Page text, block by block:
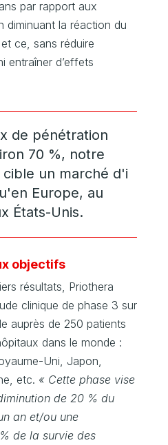
par rapport aux
diminuant la réaction du
ce, sans réduire
entraîner d’effets
de pénétration
70 %, notre
un marché d'i
Europe, au
États-Unis.
objectifs
résultats, Priothera
clinique de phase 3 sur
auprès de 250 patients
dans le monde :
Uni, Japon,
etc. « Cette phase vise
de 20 % du
an et/ou une
de la survie des